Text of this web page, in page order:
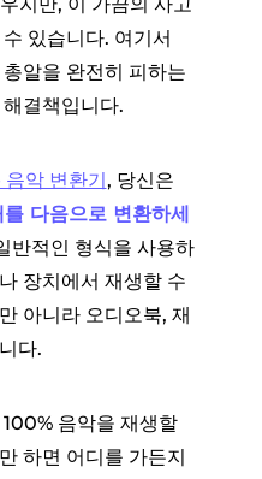
있습니다. 여기서
알을 완전히 피하는
결책입니다.
악 변환기 , 당신은
다음으로 변환하세
반적인 형식을 사용하
장치에서 재생할 수
아니라 오디오북, 재
다.
음악을 재생할
하면 어디를 가든지